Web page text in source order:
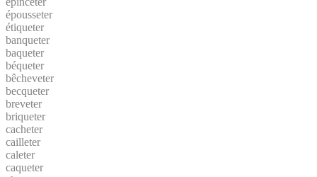
épousseter
étiqueter
banqueter
baqueter
béqueter
bêcheveter
becqueter
breveter
briqueter
cacheter
cailleter
caleter
caqueter